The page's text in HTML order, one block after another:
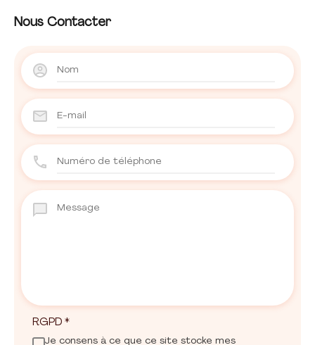
Nous Contacter
RGPD *
Je consens à ce que ce site stocke mes